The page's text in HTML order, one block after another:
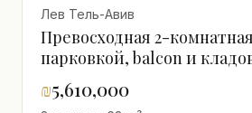
Лев Тель-Авив
Превосходная 2-
парковкой, balcon и
Шенкин
₪5,610,000